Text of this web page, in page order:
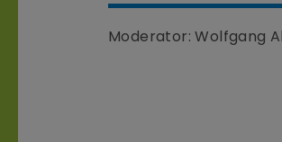
Moderator: Wolfgang